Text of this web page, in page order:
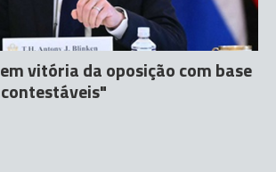
vitória da oposição com base